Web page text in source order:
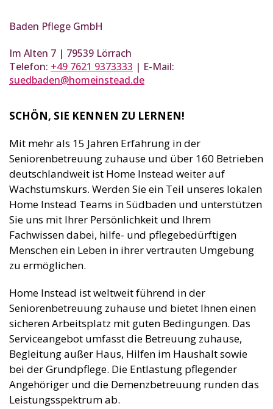
Baden Pflege GmbH
Im Alten 7 | 79539 Lörrach
Telefon: +49 7621 9373333 | E-Mail:
suedbaden@homeinstead.de
SCHÖN, SIE KENNEN ZU LERNEN!
Mit mehr als 15 Jahren Erfahrung in der
Seniorenbetreuung zuhause und über 160 Betrieben
deutschlandweit ist Home Instead weiter auf
Wachstumskurs. Werden Sie ein Teil unseres lokalen
Home Instead Teams in Südbaden und unterstützen
Sie uns mit Ihrer Persönlichkeit und Ihrem
Fachwissen dabei, hilfe- und pflegebedürftigen
Menschen ein Leben in ihrer vertrauten Umgebung
zu ermöglichen.
Home Instead ist weltweit führend in der
Seniorenbetreuung zuhause und bietet Ihnen einen
sicheren Arbeitsplatz mit guten Bedingungen. Das
Serviceangebot umfasst die Betreuung zuhause,
Begleitung außer Haus, Hilfen im Haushalt sowie
bei der Grundpflege. Die Entlastung pflegender
Angehöriger und die Demenzbetreuung runden das
Leistungsspektrum ab.